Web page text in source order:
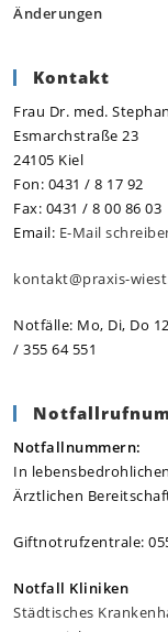
Änderungen
Kontakt
Frau Dr. med.
Esmarchstraße 23
24105 Kiel
Fon: 0431 / 8 17 92
Fax: 0431 / 8 00 86 03
Email: E-Mail
kontakt@praxis-
Notfälle: Mo, Di, Do
/ 355 64 551
Notfallnummern:
In
Ärztlichen
Giftnotrufzentrale:
Notfall Kliniken
Städtisches